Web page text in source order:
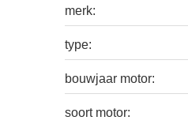
merk:
type:
bouwjaar motor:
soort motor: